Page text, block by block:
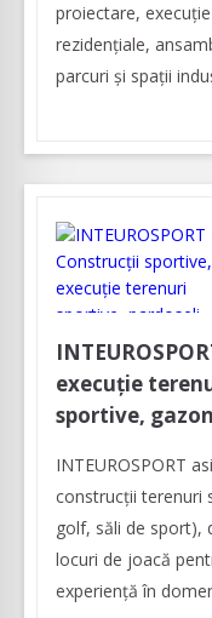
proiectare,
rezidențiale,
parcuri și spații
execuţie
sportive,
INTEUROSPORT
construcţii terenuri
golf, săli de sport),
locuri de joacă
experienţă în